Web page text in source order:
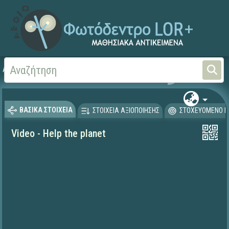
Αρχική Ξένες Γλώσσες -
ΒΑΣΙΚΑ ΣΤΟΙΧΕΙΑ ΣΤΟΙΧΕΙΑ ΑΞΙΟΠΟΙΗΣΗΣ ΣΤΟΧΕΥΟΜΕΝΟ
Video - Help the planet